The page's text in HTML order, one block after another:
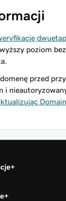
poziom
przed
i